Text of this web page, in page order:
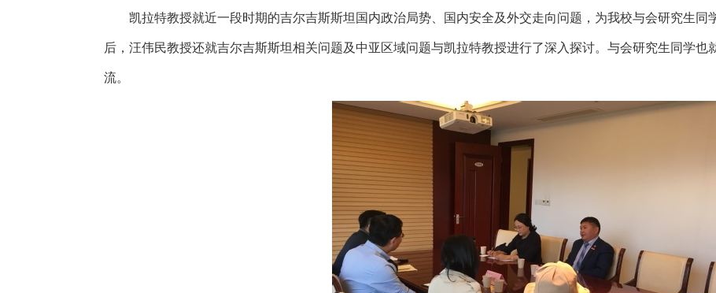
凯拉特教授就近一段时期的吉尔吉斯斯坦国内政治局势、国内安全及外交走向问题，为我校与会研究生同
后，汪伟民教授还就吉尔吉斯斯坦相关问题及中亚区域问题与凯拉特教授进行了深入探讨。与会研究生同学也
流。